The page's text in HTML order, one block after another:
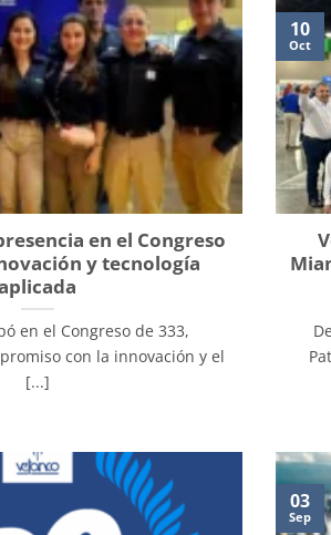
en el Congreso
y tecnología
en el Congreso de 333,
con la innovación y el
[...]
10
Oct
03
Sep